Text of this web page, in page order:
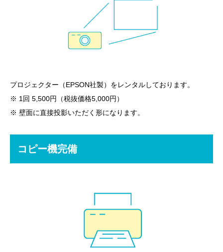
プロジェクター（EPSON社製）をレンタルしております。
※ 1回 5,500円（税抜価格5,000円）
※ 壁面に直接投影いただく形になります。
コピー機完備